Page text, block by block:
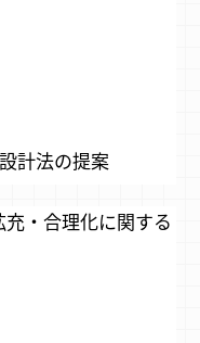
計法の提案
・合理化に関する